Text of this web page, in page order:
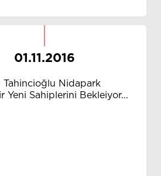
01.11.2016
Tahincioğlu Nidapark
Yeni Sahiplerini Bekleiyor...